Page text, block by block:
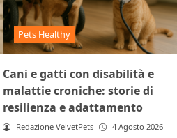
Pets Healthy
Cani e gatti con disabilità e
malattie croniche: storie di
resilienza e adattamento
Redazione VelvetPets 4 Agosto 2026